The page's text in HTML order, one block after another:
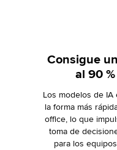
Consigue
al 90
Los modelos de
la forma más
office, lo que
toma de
para los